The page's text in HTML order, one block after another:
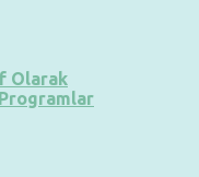
Olarak